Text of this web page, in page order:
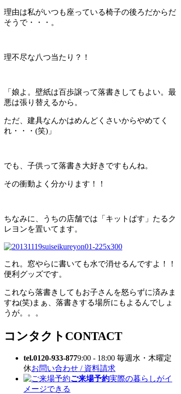
理由は私がいつも座っている椅子の後ろだからだ
そうで・・・。
理不尽な八つ当たり？！
「娘よ。壁紙は百歩譲って落書きしてもよい。最
悪は張り替えるから。
ただ、建具なんかはめんどくさいからやめてく
れ・・・(笑)」
でも、子供って落書き大好きですもんね。
その衝動よく分かります！！
ちなみに、うちの店舗では「キットぱす」たるク
レヨンを置いてます。
これ。窓やらに書いても水で消せるんですよ！！
便利グッズです。
これなら落書きしてもお子さんを怒らずに済みま
すね(笑)まぁ、落書きする場所にもよるんでしょ
うが。。。
コンタクト CONTACT
tel.0120-933-8779:00 - 18:00 毎週水・木曜定
休お問い合わせ / 資料請求
ご来場予約実際の暮らしがイ
メージできる